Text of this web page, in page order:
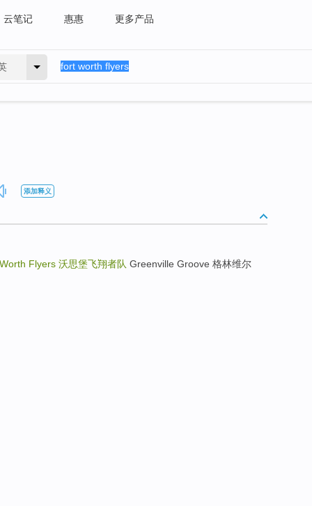
云笔记 惠惠 更多产品
添加释义
Flyers 沃思堡飞翔者队 Greenville Groove 格林维尔